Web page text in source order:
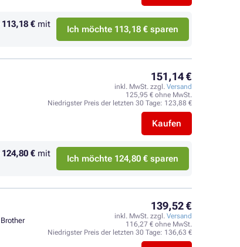
113,18 € mit
Ich möchte 113,18 € sparen
151,14 €
inkl. MwSt. zzgl. Versand
125,95 € ohne MwSt.
Niedrigster Preis der letzten 30 Tage: 123,88 €
Kaufen
124,80 € mit
Ich möchte 124,80 € sparen
Brother
139,52 €
inkl. MwSt. zzgl. Versand
116,27 € ohne MwSt.
Niedrigster Preis der letzten 30 Tage: 136,63 €